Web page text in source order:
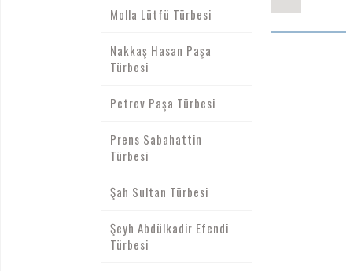
Molla Lütfü Türbesi
Nakkaş Hasan Paşa
Türbesi
Petrev Paşa Türbesi
Prens Sabahattin
Türbesi
Şah Sultan Türbesi
Şeyh Abdülkadir Efendi
Türbesi